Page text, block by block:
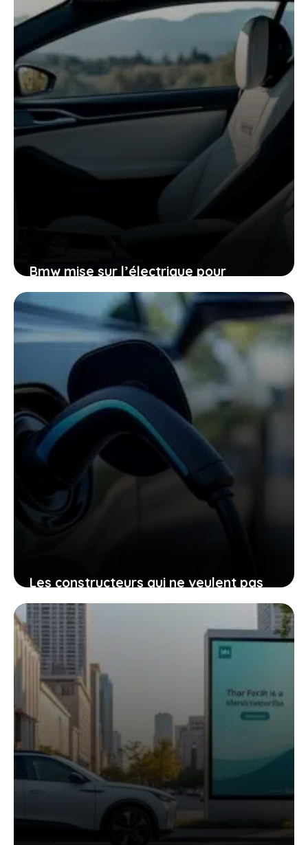
20 janvier 2026
Bmw mise sur l’électrique pour
surmonter un ralentissement
important et retrouver son élan
18 janvier 2026
Les constructeurs qui ne veulent pas
que vous oubliiez le son des voitures
électriques, et pourquoi ça vous
concerne
18 janvier 2026